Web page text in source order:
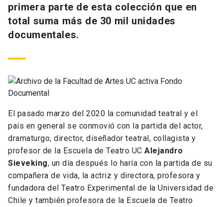
primera parte de esta colección que en
total suma más de 30 mil unidades
documentales.
El pasado marzo del 2020 la comunidad teatral y el
país en general se conmovió con la partida del actor,
dramaturgo, director, diseñador teatral, collagista y
profesor de la Escuela de Teatro UC Alejandro
Sieveking, un día después lo haría con la partida de su
compañera de vida, la actriz y directora, profesora y
fundadora del Teatro Experimental de la Universidad de
Chile y también profesora de la Escuela de Teatro